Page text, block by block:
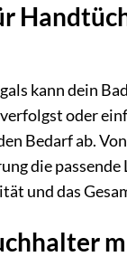
kann dein
oder
Bedarf ab.
die
und das